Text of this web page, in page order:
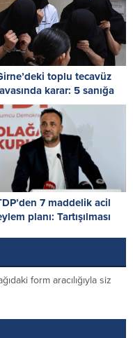
toplu tecavüz
karar: 5 sanığa
toplam 55 yıl hapis
7 maddelik acil
planı: Tartışılması
form aracılığıyla siz